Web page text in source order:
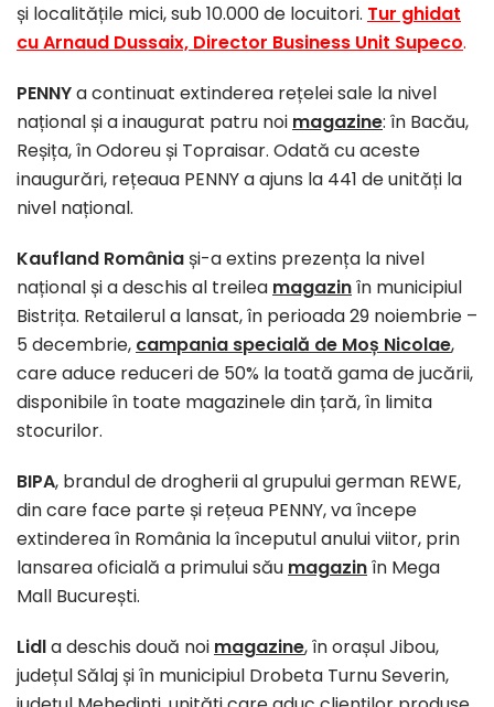
și localitățile mici, sub 10.000 de locuitori. Tur ghidat
cu Arnaud Dussaix, Director Business Unit Supeco.
PENNYa continuat extinderea rețelei sale la nivel
național și a inaugurat patru noi magazine: în Bacău,
Reșița, în Odoreu și Topraisar. Odată cu aceste
inaugurări, rețeaua PENNY a ajuns la 441 de unități la
nivel național.
Kaufland Româniași-a extins prezența la nivel
național și a deschis al treilea magazinîn municipiul
Bistrița. Retailerul a lansat, în perioada 29 noiembrie –
5 decembrie, campania specială de Moș Nicolae,
care aduce reduceri de 50% la toată gama de jucării,
disponibile în toate magazinele din țară, în limita
stocurilor.
BIPA, brandul de drogherii al grupului german REWE,
din care face parte și rețeua PENNY, va începe
extinderea în România la începutul anului viitor, prin
lansarea oficială a primului său magazinîn Mega
Mall București.
Lidla deschis două noi magazine, în orașul Jibou,
județul Sălaj și în municipiul Drobeta Turnu Severin,